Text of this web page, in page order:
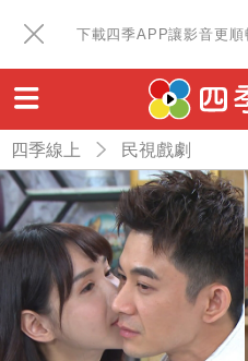
下載四季APP讓影音更順
四季線上 民視戲劇